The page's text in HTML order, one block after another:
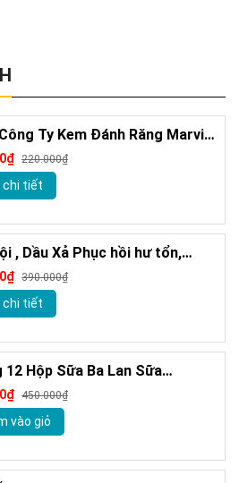
Ty Kem Đánh Răng Marvis
Mảng Bám Vết Ố Vàng Làm
85m
220.000₫
chi tiết
, Dầu Xả Phục hồi hư tổn,
sạch ngứa da đầu hương
Milanogica 355ml
390.000₫
chi tiết
12 Hộp Sữa Ba Lan Sữa
Sữa Tươi Nguyên Kem 1 L
Khẩu
450.000₫
vào giỏ